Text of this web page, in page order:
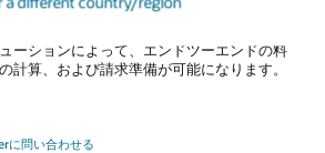
にとどめながら、手頃な価格で特別な公共
く対応できます。Oracle Cloudによる管理
ーションによって、エンドツーエンドの料
計算、および請求準備が可能になります。
に問い合わせる